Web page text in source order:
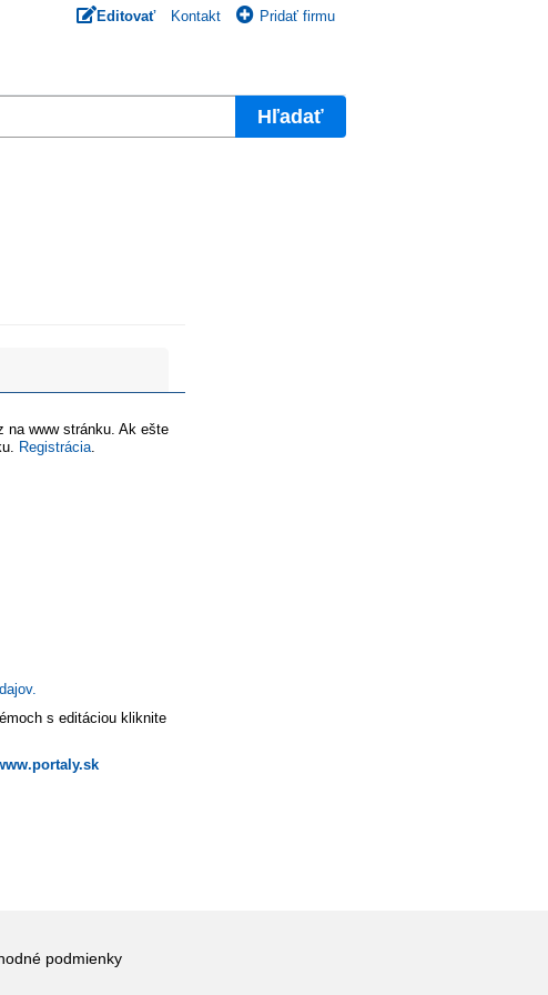
Editovať Kontakt Pridať firmu
Hľadať
na www stránku. Ak ešte
Registrácia
s editáciou kliknite
podmienky